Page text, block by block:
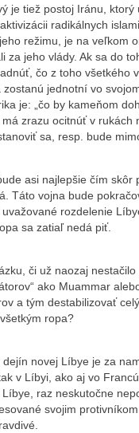
je tiež postoj Iránu,
radikálnych
režimu, je na veľkom
za jeho vlády. Ak sa do
čo z toho všetkého
zostanú jednotní vo
je: „čo by kameňom
zrazu ocitnúť v
sa, resp. bude
asi najlepšie čím
Táto vojna bude
rozdelenie
sa zatiaľ nedá piť.
či už naozaj
ako Muammar
a tým destabilizovať
ropa?
dejín novej Líbye je za
v Líbyi, ako aj vo
raz neskutočne
svojim